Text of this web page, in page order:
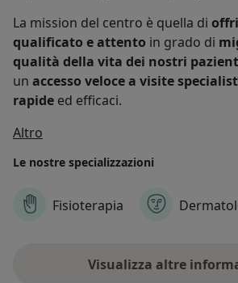
La mission del centro è quella di
qualificato e attento in grado di
qualità della vita dei nostri
un accesso veloce a visite
rapide ed efficaci.
Altro
Le nostre specializzazioni
Fisioterapia
Visualizza altre